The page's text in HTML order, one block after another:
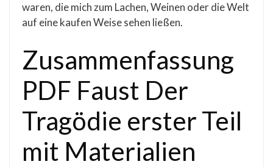
waren, die mich zum Lachen, Weinen oder die Welt
auf eine kaufen Weise sehen ließen.
Zusammenfassung
PDF Faust Der
Tragödie erster Teil
mit Materialien